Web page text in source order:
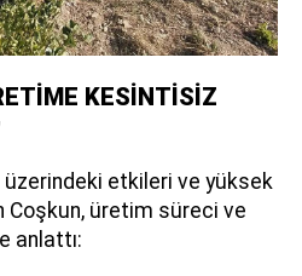
KESİNTİSİZ
üzerindeki etkileri ve yüksek
Coşkun, üretim süreci ve
anlattı: